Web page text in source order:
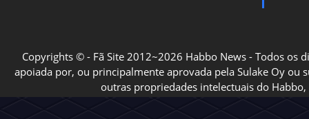
Copyrights © - Fã Site 2012~2026 Habbo News - Todos os
apoiada por, ou principalmente aprovada pela Sulake Oy ou
outras propriedades intelectuais do